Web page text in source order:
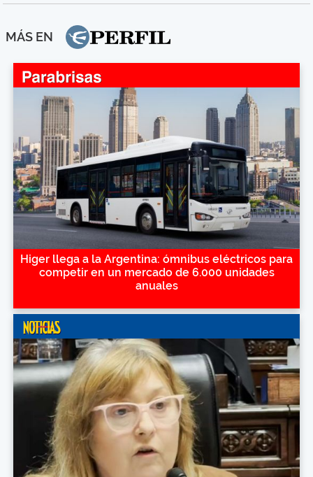
MÁS EN
Higer llega a la Argentina: ómnibus eléctricos para
competir en un mercado de 6.000 unidades
anuales